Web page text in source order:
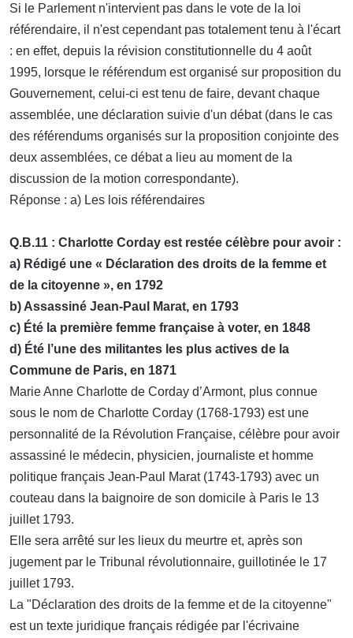
Si le Parlement n'intervient pas dans le vote de la loi
référendaire, il n'est cependant pas totalement tenu à l'écart
: en effet, depuis la révision constitutionnelle du 4 août
1995, lorsque le référendum est organisé sur proposition du
Gouvernement, celui-ci est tenu de faire, devant chaque
assemblée, une déclaration suivie d'un débat (dans le cas
des référendums organisés sur la proposition conjointe des
deux assemblées, ce débat a lieu au moment de la
discussion de la motion correspondante).
Réponse : a) Les lois référendaires
Q.B.11 : Charlotte Corday est restée célèbre pour avoir :
a) Rédigé une « Déclaration des droits de la femme et
de la citoyenne », en 1792
b) Assassiné Jean-Paul Marat, en 1793
c) Été la première femme française à voter, en 1848
d) Été l’une des militantes les plus actives de la
Commune de Paris, en 1871
Marie Anne Charlotte de Corday d’Armont, plus connue
sous le nom de Charlotte Corday (1768-1793) est une
personnalité de la Révolution Française, célèbre pour avoir
assassiné le médecin, physicien, journaliste et homme
politique français Jean-Paul Marat (1743-1793) avec un
couteau dans la baignoire de son domicile à Paris le 13
juillet 1793.
Elle sera arrêté sur les lieux du meurtre et, après son
jugement par le Tribunal révolutionnaire, guillotinée le 17
juillet 1793.
La "Déclaration des droits de la femme et de la citoyenne"
est un texte juridique français rédigée par l'écrivaine